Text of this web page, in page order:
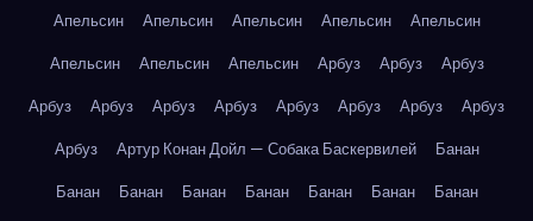
Апельсин
Апельсин Апельсин Апельсин
Апельсин
Апельсин
Апельсин Апельсин Арбуз Арбуз
Арбуз
Арбуз
Арбуз Арбуз Арбуз Арбуз Арбуз Арбуз
Арбуз
Арбуз
Артур Конан Дойл — Собака Баскервилей
Банан
Банан
Банан Банан Банан Банан Банан
Банан